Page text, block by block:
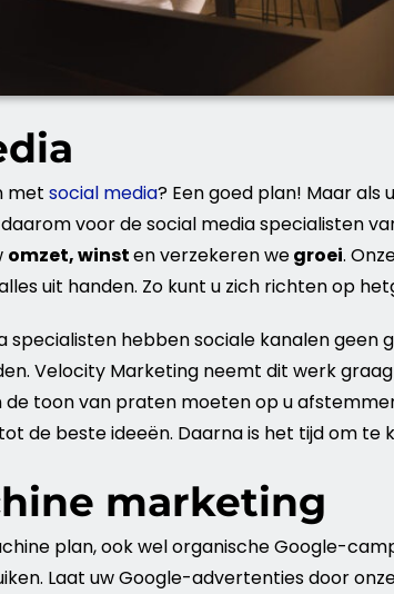
met social media? Een goed plan! Maar als
voor de social mediaspecialisten
omzet,winsten verzekeren wegroei.
uit handen. Zo kunt u zich richten op
specialisten hebben sociale kanalen geen
Velocity Marketingneemt dit werk graag
de toon van praten moeten op u
de beste ideeën. Daarna is het tijd om te
marketing
plan, ook wel organische Google-
Laat uw Google-advertenties door